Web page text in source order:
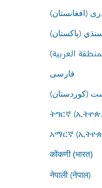
(افغانستان)
(پاکستان)
العربية)
فارسى
(کوردستان)
ትግርኛ
አማርኛ
कोंकणी (भारत)
नेपाली (नेपाल)